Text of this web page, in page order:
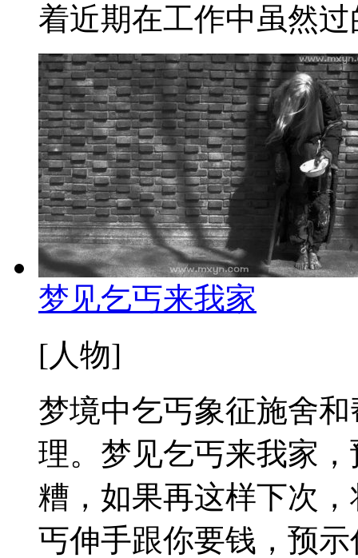
着近期在工作中虽然
梦见乞丐来我家
[人物]
梦境中乞丐象征施舍
理。梦见乞丐来我家
糟，如果再这样下次
丐伸手跟你要钱，预